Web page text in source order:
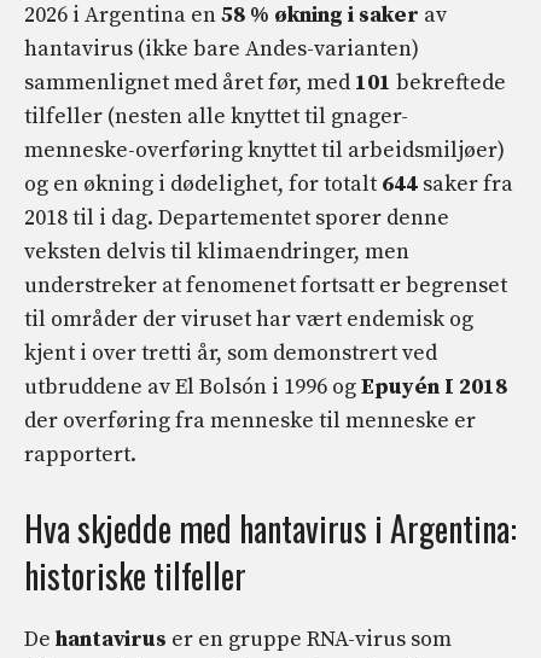
2026 i Argentina en58 % økning i saker av
hantavirus (ikke bare Andes-varianten)
sammenlignet med året før, med 101 bekreftede
tilfeller (nesten alle knyttet til gnager-
menneske-overføring knyttet til arbeidsmiljøer)
og en økning i dødelighet, for totalt 644 saker fra
2018 til i dag. Departementet sporer denne
veksten delvis til klimaendringer, men
understreker at fenomenet fortsatt er begrenset
til områder der viruset har vært endemisk og
kjent i over tretti år, som demonstrert ved
utbruddene av El Bolsón i 1996 ogEpuyén I 2018
der overføring fra menneske til menneske er
rapportert.
Hva skjedde med hantavirus i Argentina:
historiske tilfeller
De hantavirus er en gruppe RNA-virus som